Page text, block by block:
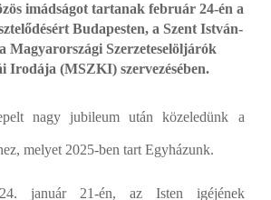
imádságot tartanak február 24-én a
Budapesten, a Szent István-
Magyarországi Szerzeteselöljárók
Irodája (MSZKI) szervezésében.
nagy jubileum után közeledünk a
melyet 2025-ben tart Egyházunk.
január 21-én, az Isten igéjének